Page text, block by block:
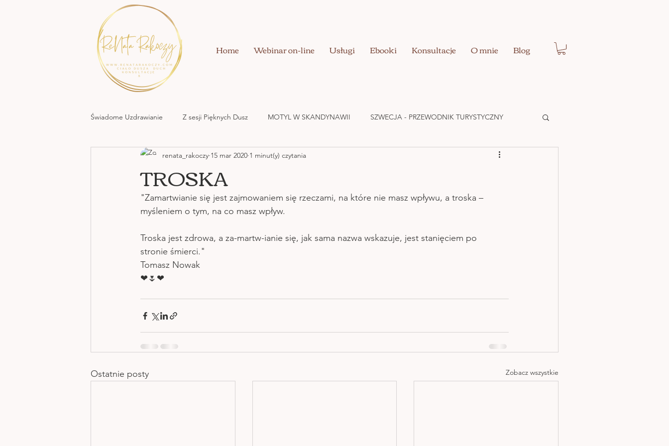
Home Webinar on-line Usługi Ebooki Konsultacje O mnie Blog
Świadome Uzdrawianie Z sesji Pięknych Dusz MOTYL W SKANDYNAWII SZWECJA - PRZEWODNIK TURYSTYCZNY
MOC KREACJI MIŁOWANIA UZDRAWIANIE CIAŁA
NATURA NATA
TROSKA
renata_rakoczy 15 mar 2020 1 minut(y) czytania
"Zamartwianie się jest zajmowaniem się rzeczami, na które nie masz wpływu, a troska –
myśleniem o tym, na co masz wpływ.
Troska jest zdrowa, a za-martw-ianie się, jak sama nazwa wskazuje, jest stanięciem po
stronie śmierci."
Tomasz Nowak
❤🌷❤
Ostatnie posty Zobacz wszystkie